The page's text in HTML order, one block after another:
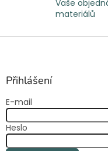
Vaše
materiálů
Z
Přihlášení
E-mail
Heslo